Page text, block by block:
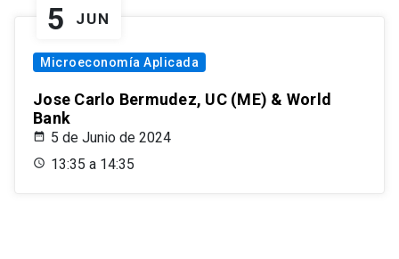
5 JUN
Microeconomía Aplicada
Jose Carlo Bermudez, UC (ME) & World
Bank
5 de Junio de 2024
13:35 a 14:35